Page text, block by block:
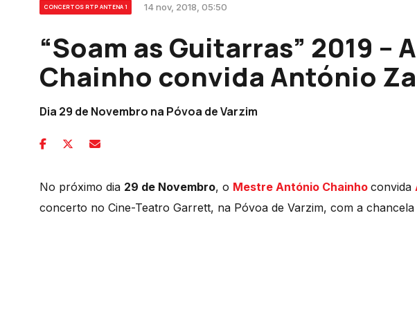
CONCERTOS RTP ANTENA 1 14 nov, 2018, 05:50
“Soam as Guitarras” 2019 –
Chainho convida António
Dia 29 de Novembro na Póvoa de Varzim
No próximo dia 29 de Novembro, o Mestre António Chainho convida
concerto no Cine-Teatro Garrett, na Póvoa de Varzim, com a chancela